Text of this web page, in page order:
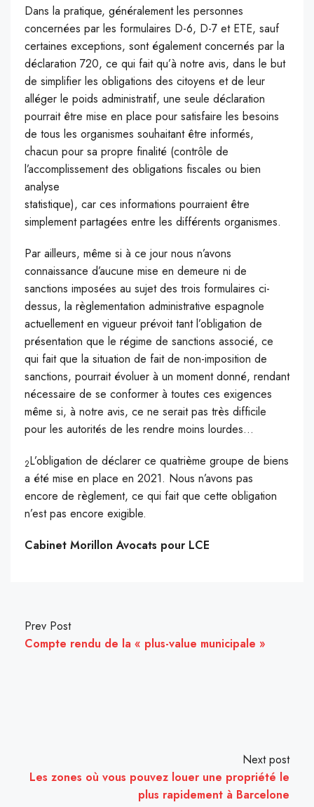
Dans la pratique, généralement les personnes
concernées par les formulaires D-6, D-7 et ETE, sauf
certaines exceptions, sont également concernés par la
déclaration 720, ce qui fait qu’à notre avis, dans le but
de simplifier les obligations des citoyens et de leur
alléger le poids administratif, une seule déclaration
pourrait être mise en place pour satisfaire les besoins
de tous les organismes souhaitant être informés,
chacun pour sa propre finalité (contrôle de
l’accomplissement des obligations fiscales ou bien
analyse
statistique), car ces informations pourraient être
simplement partagées entre les différents organismes.
Par ailleurs, même si à ce jour nous n’avons
connaissance d’aucune mise en demeure ni de
sanctions imposées au sujet des trois formulaires ci-
dessus, la règlementation administrative espagnole
actuellement en vigueur prévoit tant l’obligation de
présentation que le régime de sanctions associé, ce
qui fait que la situation de fait de non-imposition de
sanctions, pourrait évoluer à un moment donné, rendant
nécessaire de se conformer à toutes ces exigences
même si, à notre avis, ce ne serait pas très difficile
pour les autorités de les rendre moins lourdes…
2L’obligation de déclarer ce quatrième groupe de biens
a été mise en place en 2021. Nous n’avons pas
encore de règlement, ce qui fait que cette obligation
n’est pas encore exigible.
Cabinet Morillon Avocats pour LCE
Prev Post
Compte rendu de la « plus-value municipale »
Next post
Les zones où vous pouvez louer une propriété le
plus rapidement à Barcelone